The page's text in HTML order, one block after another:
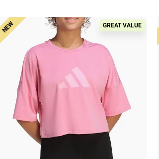
NEW GREAT VALUE